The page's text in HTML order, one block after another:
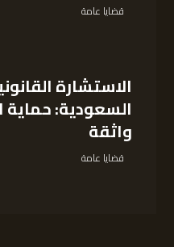
قضايا عامة
الاستشارة
السعودية: حماية
واثقة
قضايا عامة